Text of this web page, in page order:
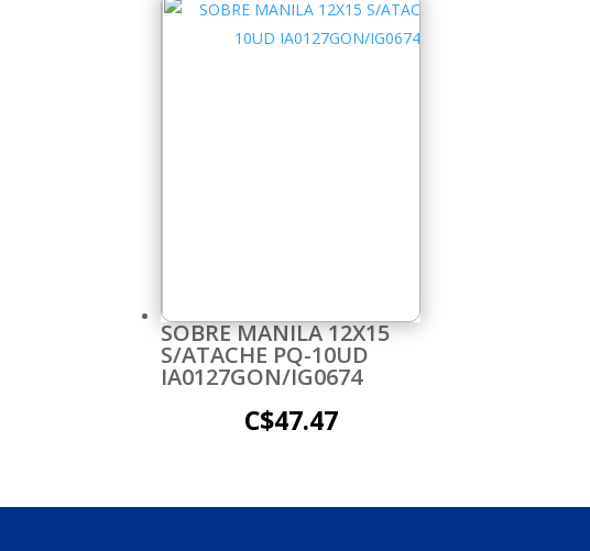
SOBRE MANILA 12X15
S/ATACHE PQ-10UD
IA0127GON/IG0674
C$47.47